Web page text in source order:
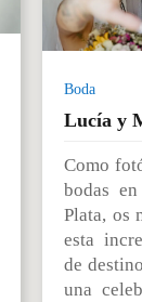
Boda
Lucía y
Como
bodas
Plata, os
esta
de
una